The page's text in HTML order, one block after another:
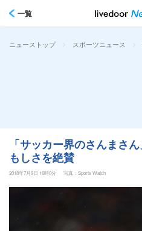
一覧
ニューストップ > スポーツニュース >
「サッカー界のさんまさ
もしさを絶賛
2018年7月9日 16時0分
写真：Sports Watch